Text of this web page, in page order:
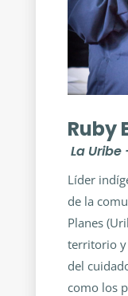
Ruby
La Uribe
Líder
de la
Planes
territorio
del
como los